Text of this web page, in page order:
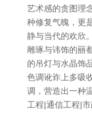
艺术感的贪图理
种修复气魄，更
静与当代的欢欣
雕琢与讳饰的丽
的吊灯与水晶饰
色调讹诈上多吸
调，营造出一种
工程|通信工程|